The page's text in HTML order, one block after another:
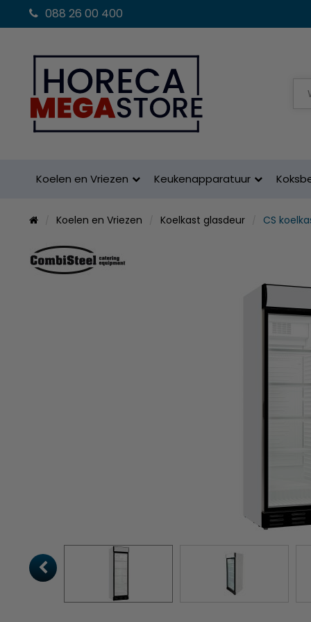
088 26 00 400
Koelen en Vriezen Keukenapparatuur
Koelen en Vriezen Koelkast glasdeur CS